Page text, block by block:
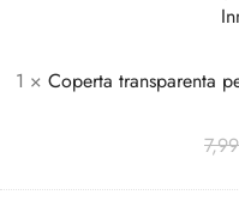
1 × Coperta transparenta